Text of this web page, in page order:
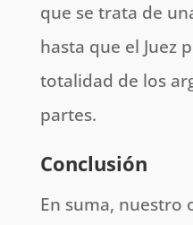
que se trata de
hasta que el Juez
totalidad de los
partes.
Conclusión
En suma, nuestro